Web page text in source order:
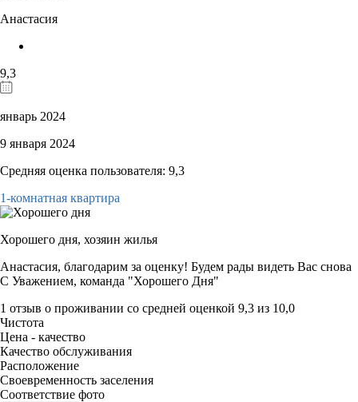
Анастасия
9,3
январь 2024
9 января 2024
Средняя оценка пользователя: 9,3
1-комнатная квартира
Хорошего дня, хозяин жилья
Анастасия, благодарим за оценку! Будем рады видеть Вас снова
С Уважением, команда "Хорошего Дня"
1 отзыв о проживании со средней оценкой 9,3 из 10,0
Чистота
Цена - качество
Качество обслуживания
Расположение
Своевременность заселения
Соответствие фото